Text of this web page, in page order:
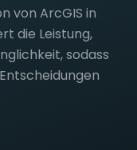
von ArcGIS in
die Leistung,
sodass